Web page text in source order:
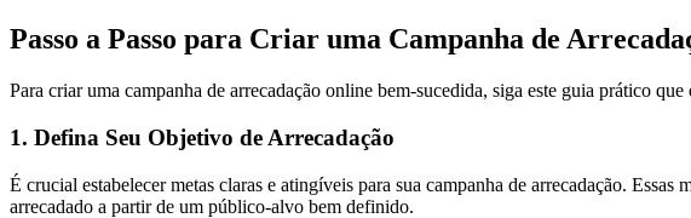
Passo a Passo para Criar uma Campanha de
Para criar uma campanha de arrecadação online bem-sucedida, siga este guia prático
1. Defina Seu Objetivo de Arrecadação
É crucial estabelecer metas claras e atingíveis para sua campanha de arrecadação.
arrecadado a partir de um público-alvo bem definido.